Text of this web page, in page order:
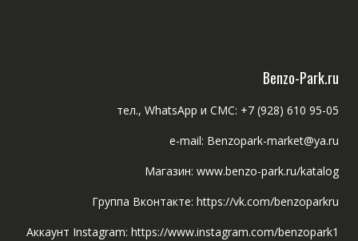
Benzo-Park.ru
тел., WhatsApp и СМС: +7 (928) 610 95-05
e-mail: Benzopark-market@ya.ru
Магазин: www.benzo-park.ru/katalog
Группа Вконтакте: https://vk.com/benzoparkru
Аккаунт Instagram: https://www.instagram.com/benzopark1